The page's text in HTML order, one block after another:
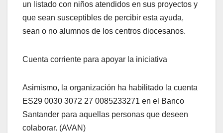
un listado con niños atendidos en sus proyectos y
que sean susceptibles de percibir esta ayuda,
sean o no alumnos de los centros diocesanos.
Cuenta corriente para apoyar la iniciativa
Asimismo, la organización ha habilitado la cuenta
ES29 0030 3072 27 0085233271 en el Banco
Santander para aquellas personas que deseen
colaborar. (AVAN)